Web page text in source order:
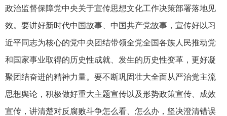
政治监督保障党中央关于宣传思想文化工作决策部署落地见
效。要讲好新时代中国故事、中国共产党故事，宣传好以习
近平同志为核心的党中央团结带领全党全国各族人民推动党
和国家事业取得的历史性成就、发生的历史性变革，更好凝
聚团结奋进的精神力量。要不断巩固壮大全面从严治党主流
思想舆论，积极做好重大主题宣传以及形势政策宣传、成效
宣传，讲清楚对反腐败斗争怎么看、怎么办，坚决澄清错误